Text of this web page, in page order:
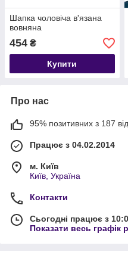
Шапка чоловіча в'язана
вовняна
454 ₴
Купити
Про нас
95% позитивних з 187
Працює з 04.02.2014
м. Київ
Київ, Україна
Контакти
Сьогодні працює з
Показати весь графік